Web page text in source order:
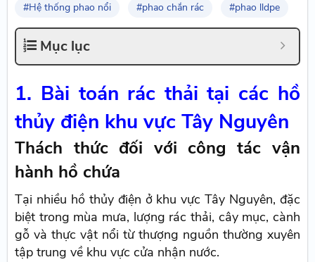
#Hệ thống phao nổi
#phao chắn rác #phao lldpe
Mục lục
1. Bài toán rác thải tại các hồ
thủy điện khu vực Tây Nguyên
Thách thức đối với công tác vận
hành hồ chứa
Tại nhiều hồ thủy điện ở khu vực Tây Nguyên, đặc
biệt trong mùa mưa, lượng rác thải, cây mục, cành
gỗ và thực vật nổi từ thượng nguồn thường xuyên
tập trung về khu vực cửa nhận nước.